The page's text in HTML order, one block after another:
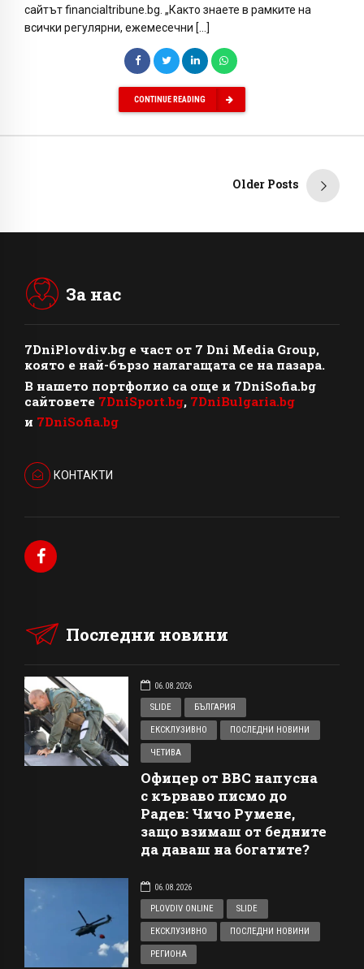
сайтът financialtribune.bg. „Както знаете в рамките на
всички регулярни, ежемесечни […]
CONTINUE READING
Older Posts
За нас
7DniPlovdiv.bg e част от 7 Dni Media Group,
която е най-бързо налагащата се на пазара.
В нашето портфолио са още и 7DniSofia.bg
сайтовете 7DniSport.bg, 7DniBulgaria.bg
и 7DniSofia.bg
КОНТАКТИ
Последни новини
06.08.2026
SLIDE
БЪЛГАРИЯ
ЕКСКЛУЗИВНО ПОСЛЕДНИ НОВИНИ
ЧЕТИВА
Офицер от ВВС напусна
с кърваво писмо до
Радев: Чичо Румене,
защо взимаш от бедните
да даваш на богатите?
06.08.2026
PLOVDIV ONLINE
SLIDE
ЕКСКЛУЗИВНО ПОСЛЕДНИ НОВИНИ
РЕГИОНА